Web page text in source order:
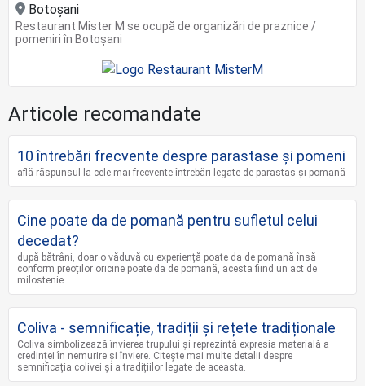
Botoșani
Restaurant Mister M se ocupă de organizări de praznice /
pomeniri în Botoșani
Articole recomandate
10 întrebări frecvente despre parastase și pomeni
află răspunsul la cele mai frecvente întrebări legate de parastas și pomană
Cine poate da de pomană pentru sufletul celui
decedat?
după bătrâni, doar o văduvă cu experiență poate da de pomană însă
conform preoților oricine poate da de pomană, acesta fiind un act de
milostenie
Coliva - semnificație, tradiții și rețete tradiționale
Coliva simbolizează învierea trupului și reprezintă expresia materială a
credinței în nemurire și înviere. Citește mai multe detalii despre
semnificația colivei și a tradițiilor legate de aceasta.